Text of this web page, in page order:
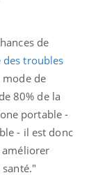
de
des troubles
de
80% de la
portable -
- il est donc